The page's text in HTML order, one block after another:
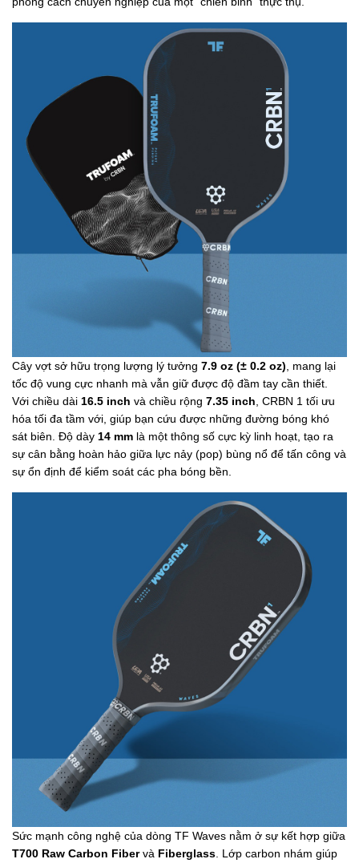
Cây vợt sở hữu trọng lượng lý tưởng 7.9 oz (± 0.2 oz) , mang lại
tốc độ vung cực nhanh mà vẫn giữ được độ đầm tay cần thiết.
Với chiều dài 16.5 inch và chiều rộng 7.35 inch , CRBN 1 tối ưu
hóa tối đa tầm với, giúp bạn cứu được những đường bóng khó
sát biên. Độ dày 14 mm là một thông số cực kỳ linh hoạt, tạo ra
sự cân bằng hoàn hảo giữa lực nảy (pop) bùng nổ để tấn công và
sự ổn định để kiểm soát các pha bóng bền.
Sức mạnh công nghệ của dòng TF Waves nằm ở sự kết hợp giữa
T700 Raw Carbon Fibervà Fiberglass . Lớp carbon nhám giúp